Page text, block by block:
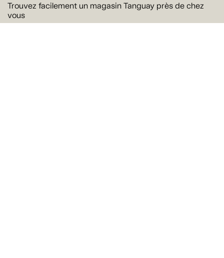
Trouvez facilement un magasin Tanguay près de chez
vous